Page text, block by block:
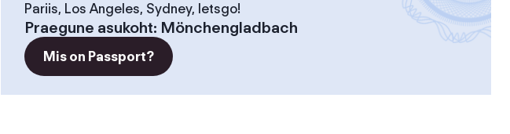
Pariis, Los Angeles, Sydney, letsgo!
Praegune asukoht: Mönchengladbach
Mis on Passport?